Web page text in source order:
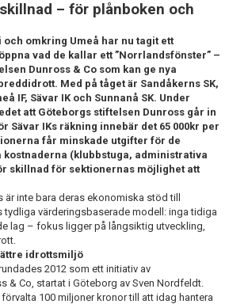
– för plånboken och
omkring Umeå har nu tagit ett
vad de kallar ett ”Norrlandsfönster” –
Dunross & Co som kan ge nya
Med på tåget är Sandåkerns SK,
IF, Sävar IK och Sunnanå SK. Under
att Göteborgs stiftelsen Dunross går in
Sävar IKs räkning innebär det 65 000kr per
får minskade utgifter för de
(klubbstuga, administrativa
skillnad för sektionernas möjlighet att
inte bara deras ekonomiska stöd till
värderingsbaserade modell: inga tidiga
lag – fokus ligger på långsiktig utveckling,
idrottsmiljö
2012 som ett initiativ av
& Co, startat i Göteborg av Sven Nordfeldt.
100 miljoner kronor till att idag hantera